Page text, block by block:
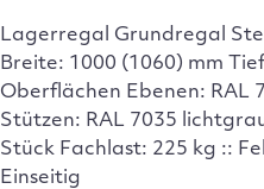
Lagerregal Grundregal
Breite: 1000 (1060) mm
Oberflächen Ebenen: RAL
Stützen: RAL 7035
Stück Fachlast: 225 kg ::
Einseitig